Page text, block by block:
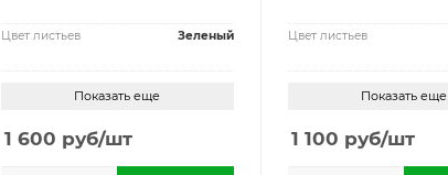
Цвет листьев Зеленый
Показать еще
1 600 руб/шт
Цвет листьев
Показать еще
1 100 руб/шт